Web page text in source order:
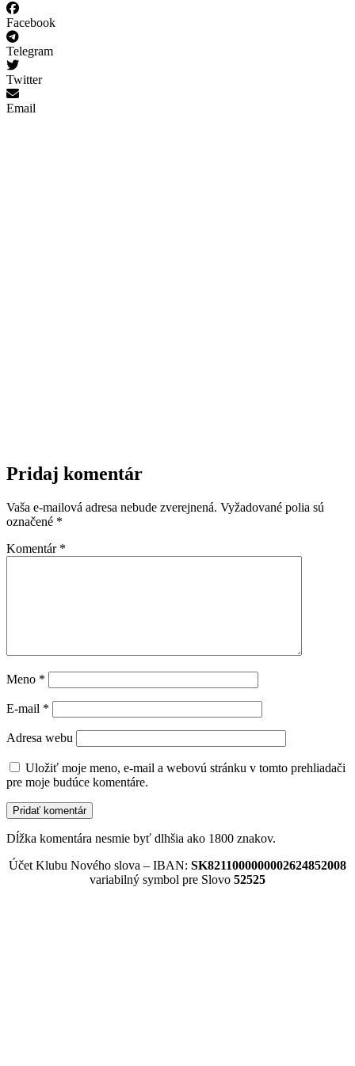
Facebook
Telegram
Twitter
Email
Pridaj komentár
Vaša e-mailová adresa nebude zverejnená. Vyžadované polia sú
označené *
Komentár *
Meno *
E-mail *
Adresa webu
Uložiť moje meno, e-mail a webovú stránku v tomto prehliadači
pre moje budúce komentáre.
Dĺžka komentára nesmie byť dlhšia ako 1800 znakov.
Účet Klubu Nového slova – IBAN: SK8211000000002624852008
variabilný symbol pre Slovo 52525